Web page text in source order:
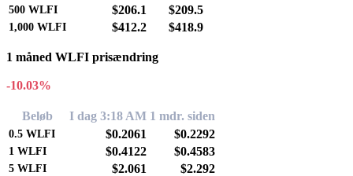
500 WLFI $206.1 $209.5
1,000 WLFI $412.2 $418.9
1 måned WLFI prisændring
-10.03%
Beløb I dag 3:18 AM 1 mdr. siden
0.5 WLFI $0.2061 $0.2292
1 WLFI $0.4122 $0.4583
5 WLFI $2.061 $2.292